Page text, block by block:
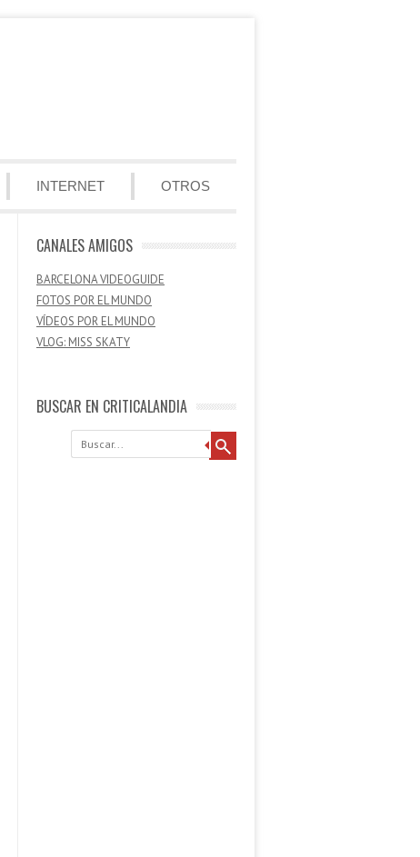
INTERNET OTROS
CANALES AMIGOS
BARCELONA VIDEOGUIDE
FOTOS POR EL MUNDO
VÍDEOS POR EL MUNDO
VLOG: MISS SKATY
BUSCAR EN CRITICALANDIA
Buscar